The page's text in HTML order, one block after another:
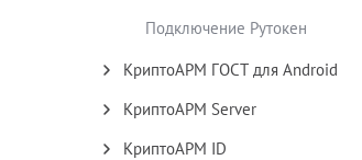
КриптоАРМ Server
КриптоАРМ ID
КриптоАРМ ГОСТ для Android
Подключение Рутокен